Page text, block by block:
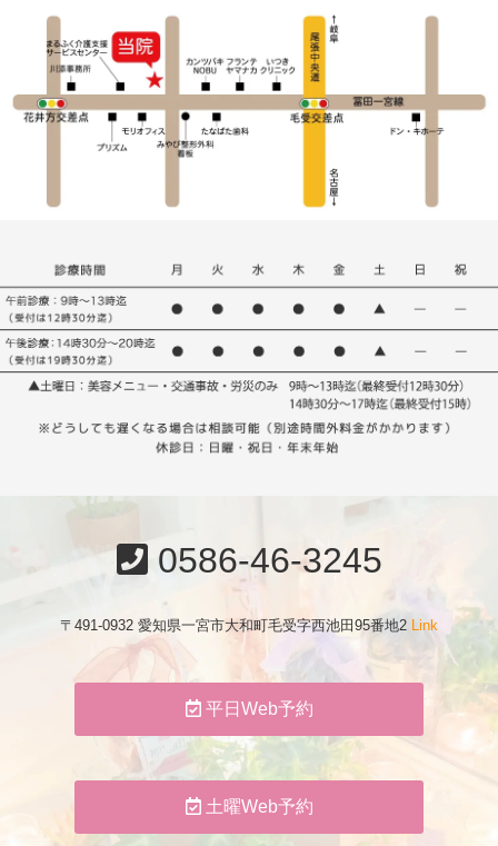
0586-46-3245
〒491-0932 愛知県一宮市大和町毛受字西池田95番地2 Link
平日Web予約
土曜Web予約